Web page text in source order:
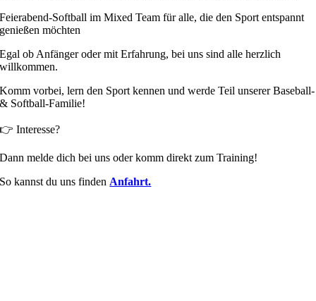
Feierabend‑Softball im Mixed Team für alle, die den Sport entspannt
genießen möchten
Egal ob Anfänger oder mit Erfahrung, bei uns sind alle herzlich
willkommen.
Komm vorbei, lern den Sport kennen und werde Teil unserer Baseball‑
& Softball‑Familie!
👉 Interesse?
Dann melde dich bei uns oder komm direkt zum Training!
So kannst du uns finden Anfahrt.